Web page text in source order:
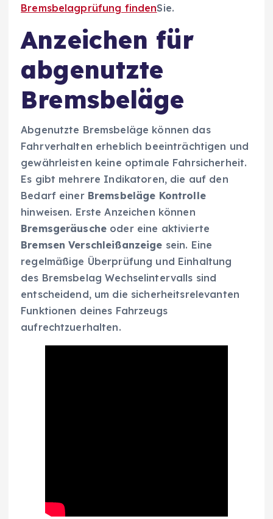
Bremsbelagprüfung findenSie.
Anzeichen für
abgenutzte
Bremsbeläge
Abgenutzte Bremsbeläge können das
Fahrverhalten erheblich beeinträchtigen und
gewährleisten keine optimale Fahrsicherheit.
Es gibt mehrere Indikatoren, die auf den
Bedarf einer Bremsbeläge Kontrolle
hinweisen. Erste Anzeichen können
Bremsgeräusche oder eine aktivierte
Bremsen Verschleißanzeige sein. Eine
regelmäßige Überprüfung und Einhaltung
des Bremsbelag Wechselintervalls sind
entscheidend, um die sicherheitsrelevanten
Funktionen deines Fahrzeugs
aufrechtzuerhalten.